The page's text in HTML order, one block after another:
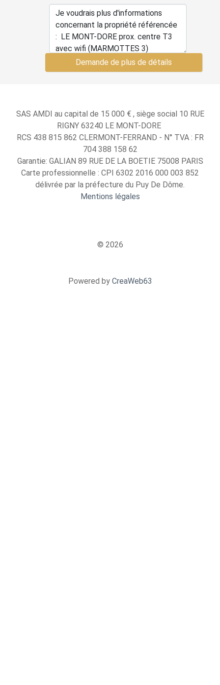
Demande de plus de détails
SAS AMDI au capital de 15 000 € , siège social 10 RUE
RIGNY 63240 LE MONT-DORE
RCS 438 815 862 CLERMONT-FERRAND - N° TVA : FR
704 388 158 62
Garantie: GALIAN 89 RUE DE LA BOETIE 75008 PARIS
Carte professionnelle : CPI 6302 2016 000 003 852
délivrée par la préfecture du Puy De Dôme.
Mentions légales
© 2026
Powered by CreaWeb63